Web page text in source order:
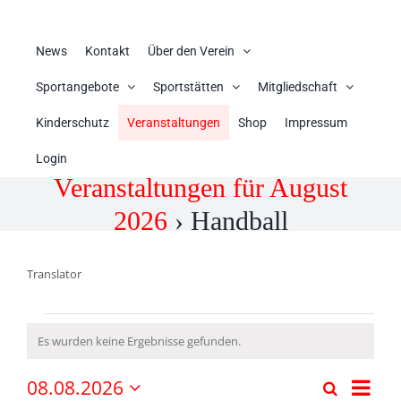
News Kontakt Über den Verein
Sportangebote Sportstätten Mitgliedschaft
Kinderschutz Veranstaltungen Shop Impressum
Login
Veranstaltungen für August
2026 › Handball
Translator
Hinweis
Es wurden keine Ergebnisse gefunden.
SucheMonat
08.08.2026